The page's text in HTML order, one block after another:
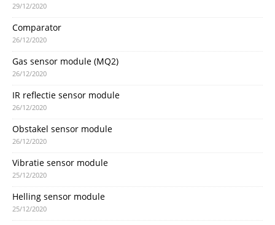
29/12/2020
Comparator
26/12/2020
Gas sensor module (MQ2)
26/12/2020
IR reflectie sensor module
26/12/2020
Obstakel sensor module
26/12/2020
Vibratie sensor module
25/12/2020
Helling sensor module
25/12/2020